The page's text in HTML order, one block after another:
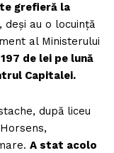
grefieră la
deși au o locuință
al Ministerului
de lei pe lună
Capitalei.
după liceu
A stat acolo